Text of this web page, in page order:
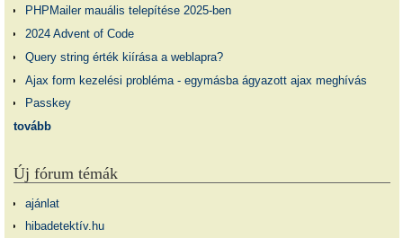
PHPMailer mauális telepítése 2025-ben
2024 Advent of Code
Query string érték kiírása a weblapra?
Ajax form kezelési probléma - egymásba ágyazott ajax meghívás
Passkey
tovább
Új fórum témák
ajánlat
hibadetektív.hu